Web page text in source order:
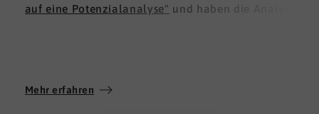
auf eine Potenzialanalyse" und haben die Analyse
Wir wünschen allen Teilnehmerinnen und
Mehr erfahren